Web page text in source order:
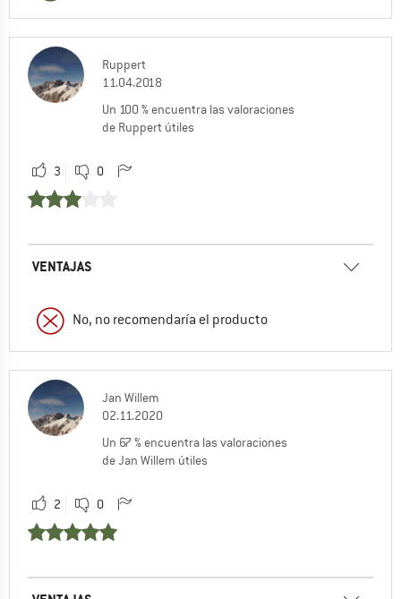
Ruppert
11.04.2018
Un 100 % encuentra las valoraciones
de Ruppert útiles
3 0
VENTAJAS
No, no recomendaría el producto
Jan Willem
02.11.2020
Un 67 % encuentra las valoraciones
de Jan Willem útiles
2 0